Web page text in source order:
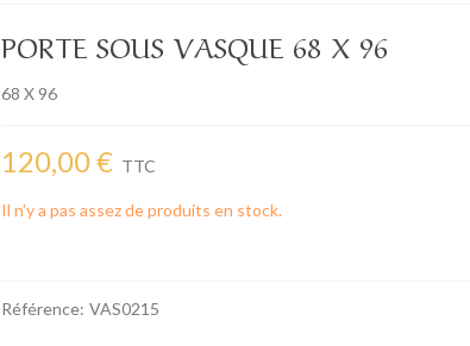
PORTE SOUS VASQUE 68 X 96
68 X 96
120,00 € TTC
Il n'y a pas assez de produits en stock.
Référence: VAS0215